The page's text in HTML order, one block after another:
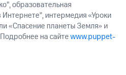
образовательная
интермедия «Уроки
«Спасение планеты Земля» и
на сайтеwww.puppet-